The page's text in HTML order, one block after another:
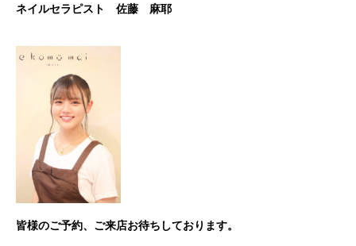
ネイルセラピスト 佐藤 麻耶
皆様のご予約、ご来店お待ちしております。